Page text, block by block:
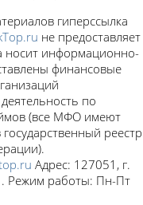
гиперссылка
не предоставляет
носит информационно-
финансовые
по
(все МФО имеют
реестр
Адрес: 127051, г.
Режим работы: Пн-Пт